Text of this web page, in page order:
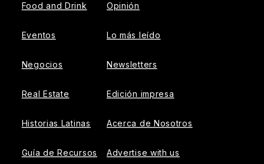
Food and Drink
Eventos
Negocios
Real Estate
Historias Latinas
Guía de Recursos
Opinión
Lo más leído
Newsletters
Edición impresa
Acerca de Nosotros
Advertise with us